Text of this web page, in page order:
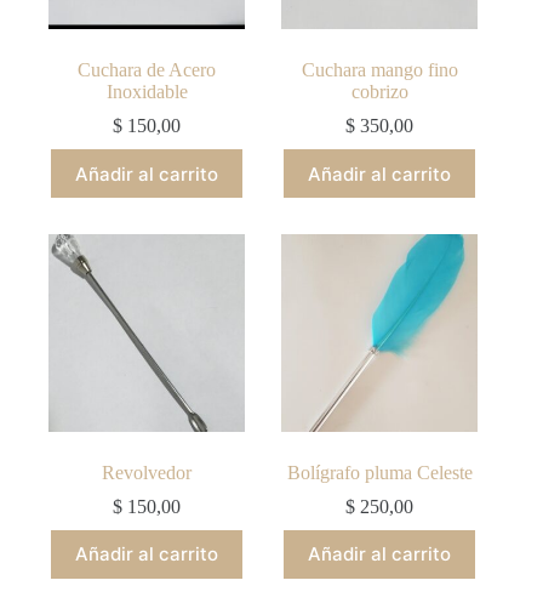
Cuchara de Acero
Inoxidable
$ 150,00
Añadir al carrito
Cuchara mango fino
cobrizo
$ 350,00
Añadir al carrito
Revolvedor
$ 150,00
Añadir al carrito
Bolígrafo pluma Celeste
$ 250,00
Añadir al carrito